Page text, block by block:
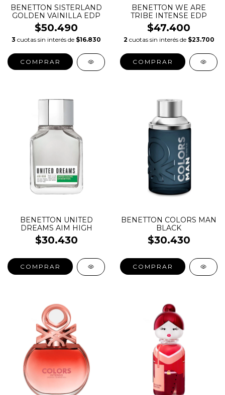
BENETTON SISTERLAND
GOLDEN VAINILLA EDP
$50.490
3 cuotas sin interés de $16.830
COMPRAR
BENETTON WE ARE
TRIBE INTENSE EDP
$47.400
2 cuotas sin interés de $23.700
COMPRAR
BENETTON UNITED
DREAMS AIM HIGH
$30.430
COMPRAR
BENETTON COLORS MAN
BLACK
$30.430
COMPRAR